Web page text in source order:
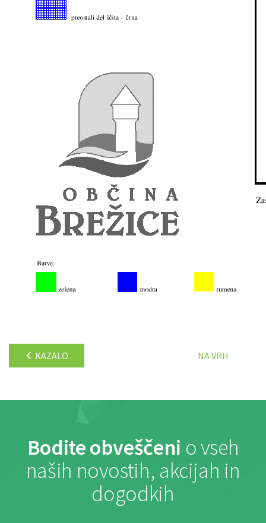
KAZALO NA VRH
Bodite obveščeni o vseh
naših novostih, akcijah in
dogodkih